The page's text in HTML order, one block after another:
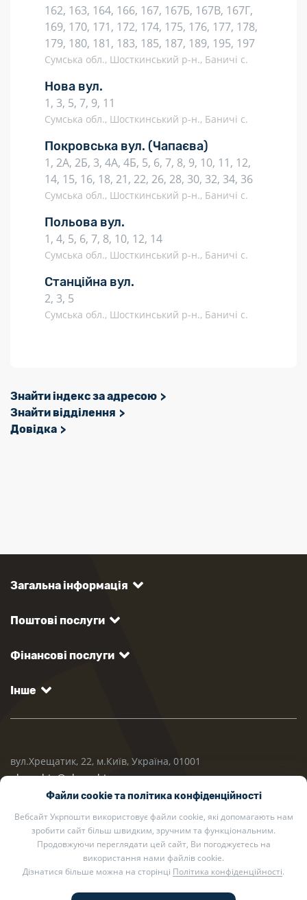
162, 163, 164, 166, 167, 167Б, 167В, 167Г,
169, 170, 171, 172, 174, 175, 176, 177, 178,
179, 180, 181, 183, 185, 187, 189, 195, 197
Сумська обл., Шосткинський р-н., Баничі с.
Нова вул.
1, 3, 5, 7, 9, 11
Сумська обл., Шосткинський р-н., Баничі с.
Покровська вул. (Чапаєва)
1, 2А, 2Б, 3, 4А, 4Б, 5, 6, 7, 8, 9, 10, 11, 12,
14, 15, 16, 18, 21, 22, 26, 28, 30, 32, 34, 36
Сумська обл., Шосткинський р-н., Баничі с.
Польова вул.
1, 4, 5, 6, 7, 8, 10, 12, 14
Сумська обл., Шосткинський р-н., Баничі с.
Станційна вул.
2, 3, 5
Сумська обл., Шосткинський р-н., Баничі с.
Знайти індекс за адресою
Знайти відділення
Довідка
Загальна інформація
Поштові послуги
Фінансові послуги
Інше
вул.Хрещатик, 22, м.Київ, Україна, 01001
ukrposhta@ukrposhta.ua
Файли cookie та політика конфіденційності
Вебсайт Укрпошти використовує файли cookie, які допомагають нам
зробити сайт більш швидким, зручним та функціональним.
Продовжуючи переглядати цей сайт, Ви погоджуєтесь на
використання нами файлів cookie.
Дізнатися більше можна на сторінці Політика конфіденційності.